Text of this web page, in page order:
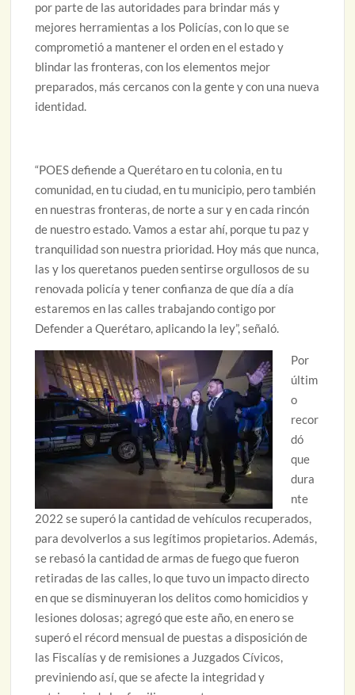
por parte de las autoridades para brindar más y
mejores herramientas a los Policías, con lo que se
comprometió a mantener el orden en el estado y
blindar las fronteras, con los elementos mejor
preparados, más cercanos con la gente y con una nueva
identidad.
“POES defiende a Querétaro en tu colonia, en tu
comunidad, en tu ciudad, en tu municipio, pero también
en nuestras fronteras, de norte a sur y en cada rincón
de nuestro estado. Vamos a estar ahí, porque tu paz y
tranquilidad son nuestra prioridad. Hoy más que nunca,
las y los queretanos pueden sentirse orgullosos de su
renovada policía y tener confianza de que día a día
estaremos en las calles trabajando contigo por
Defender a Querétaro, aplicando la ley”, señaló.
Por
últim
o
recor
dó
que
dura
nte
2022 se superó la cantidad de vehículos recuperados,
para devolverlos a sus legítimos propietarios. Además,
se rebasó la cantidad de armas de fuego que fueron
retiradas de las calles, lo que tuvo un impacto directo
en que se disminuyeran los delitos como homicidios y
lesiones dolosas; agregó que este año, en enero se
superó el récord mensual de puestas a disposición de
las Fiscalías y de remisiones a Juzgados Cívicos,
previniendo así, que se afecte la integridad y